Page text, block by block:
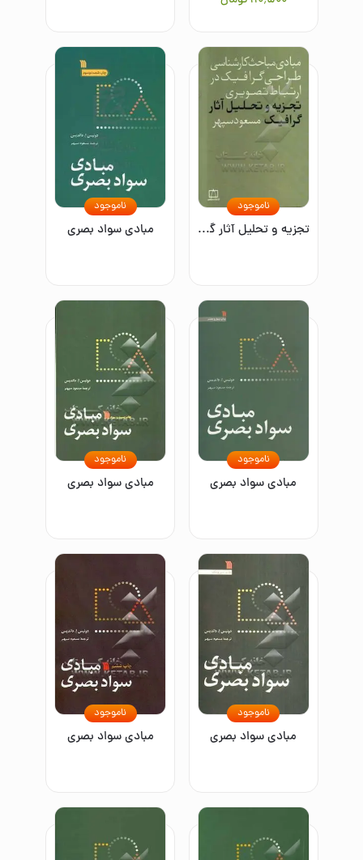
تجزیه و تحلیل آثار گرافیک در ارتباط تصویری
ناموجود
مبادی سواد بصری
ناموجود
مبادی سواد بصری
ناموجود
مبادی سواد بصری
ناموجود
مبادی سواد بصری
ناموجود
مبادی سواد بصری
ناموجود